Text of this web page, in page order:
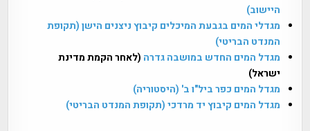
היישוב)
מגדלי המים בגבעת המיכלים קיבוץ ניצנים הישן (תקופת
המנדט הבריטי)
מגדל המים החדש במושבה גדרה (לאחר הקמת מדינת
ישראל)
מגדל המים כפר ביל"ו ב' (היסטוריה)
מגדל המים קיבוץ יד מרדכי (תקופת המנדט הבריטי)